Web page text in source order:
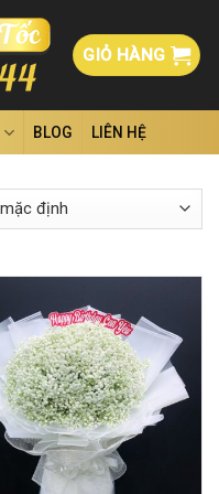
GIỎ HÀNG
BLOG LIÊN HỆ